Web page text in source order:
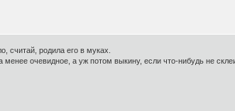
считай, родила его в муках.
очевидное, а уж потом выкину, если что-нибудь не